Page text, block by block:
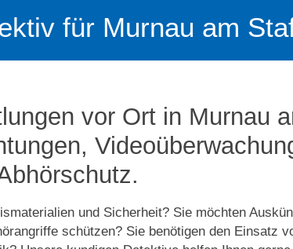
für Murnau am
vor Ort in Murnau
und Sicherheit? Sie möchten
schützen? Sie benötigen den Einsatz